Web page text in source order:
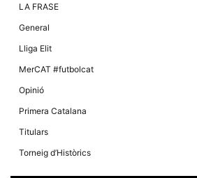
LA FRASE
General
Lliga Elit
MerCAT #futbolcat
Opinió
Primera Catalana
Titulars
Torneig d’Històrics